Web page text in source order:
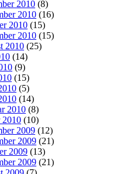
2010 (8)
2010 (16)
2010 (15)
2010 (15)
2010 (25)
(14)
(9)
(15)
(5)
(14)
2010 (8)
2010 (10)
2009 (12)
2009 (21)
2009 (13)
2009 (21)